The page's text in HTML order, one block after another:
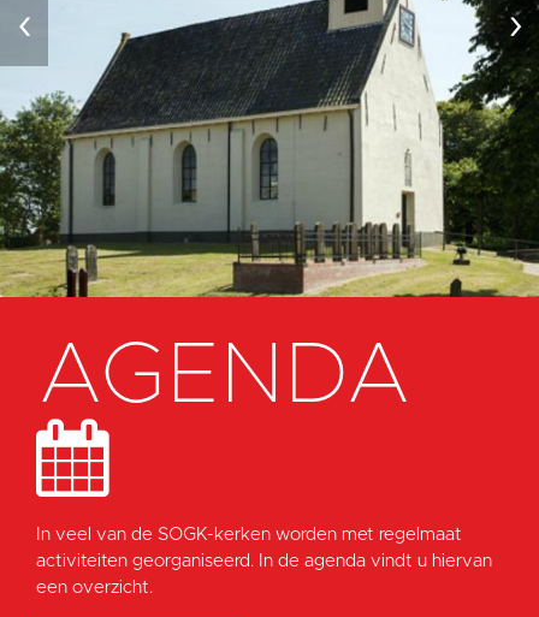
‹ ›
AGENDA
In veel van de SOGK-kerken worden met regelmaat
activiteiten georganiseerd. In de agenda vindt u hiervan
een overzicht.